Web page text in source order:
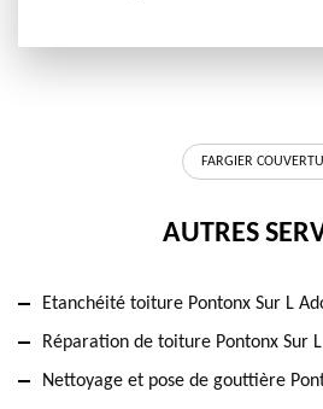
FARGIER
AUTRES
Etanchéité toiture Pontonx Sur L
Réparation de toiture Pontonx Sur
Nettoyage et pose de gouttière